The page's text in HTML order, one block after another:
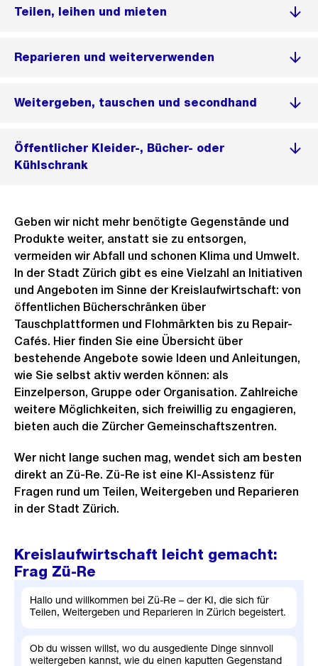
Teilen, leihen und mieten
Reparieren und weiterverwenden
Weitergeben, tauschen und secondhand
Öffentlicher Kleider-, Bücher- oder
Kühlschrank
Geben wir nicht mehr benötigte Gegenstände und
Produkte weiter, anstatt sie zu entsorgen,
vermeiden wir Abfall und schonen Klima und Umwelt.
In der Stadt Zürich gibt es eine Vielzahl an Initiativen
und Angeboten im Sinne der Kreislaufwirtschaft: von
öffentlichen Bücherschränken über
Tauschplattformen und Flohmärkten bis zu Repair-
Cafés. Hier finden Sie eine Übersicht über
bestehende Angebote sowie Ideen und Anleitungen,
wie Sie selbst aktiv werden können: als
Einzelperson, Gruppe oder Organisation. Zahlreiche
weitere Möglichkeiten, sich freiwillig zu engagieren,
bieten auch die Zürcher Gemeinschaftszentren.
Wer nicht lange suchen mag, wendet sich am besten
direkt an Zü-Re. Zü-Re ist eine KI-Assistenz für
Fragen rund um Teilen, Weitergeben und Reparieren
in der Stadt Zürich.
Kreislaufwirtschaft leicht gemacht:
Frag Zü-Re
Hallo und willkommen bei Zü-Re – der KI, die sich für
Teilen, Weitergeben und Reparieren in Zürich begeistert.
Ob du wissen willst, wo du ausgediente Dinge sinnvoll
weitergeben kannst, wie du einen kaputten Gegenstand